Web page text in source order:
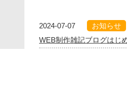
2024-07-07
お知らせ
WEB制作雑記ブログはじ